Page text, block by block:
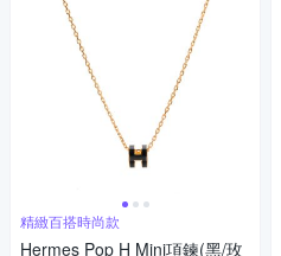
精緻百搭時尚款
Hermes Pop H Mini項鍊(黑/玫